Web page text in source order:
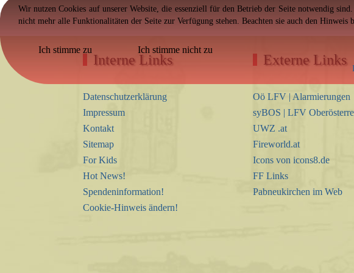
Interne Links
Datenschutzerklärung
Impressum
Kontakt
Sitemap
For Kids
Hot News!
Spendeninformation!
Cookie-Hinweis ändern!
Externe Links
Oö LFV | Alarmierungen
syBOS | LFV
UWZ .at
Fireworld.at
Icons von icons8.de
FF Links
Pabneukirchen im Web
Wir nutzen Cookies auf unserer Website, die essenziell für den Betrieb der Seite notwendig
nicht mehr alle Funktionalitäten der Seite zur Verfügung stehen. Beachten sie auch den
Ich stimme zu Ich stimme nicht zu